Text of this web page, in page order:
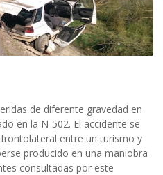
de diferente gravedad en
en la N-502. El accidente se
entre un turismo y
producido en una maniobra
consultadas por este